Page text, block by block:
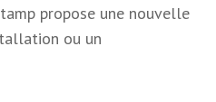
propose une nouvelle
ou un